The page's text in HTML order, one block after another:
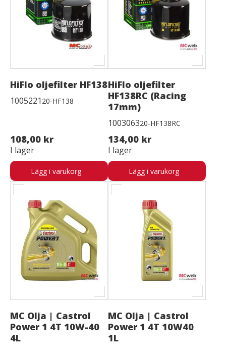
HiFlo oljefilter HF138
1005221 20-HF138
108,00 kr
I lager
Lägg i varukorg
HiFlo oljefilter
HF138RC (Racing
17mm)
100306320-HF138RC
134,00 kr
I lager
Lägg i varukorg
MC Olja | Castrol
Power 1 4T 10W-40
4L
MC Olja | Castrol
Power 1 4T 10W40
1L